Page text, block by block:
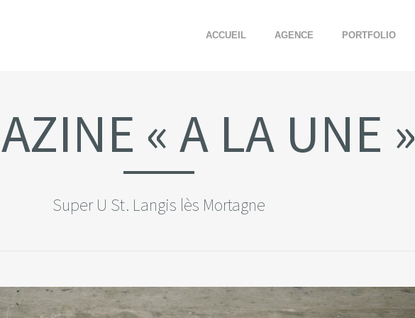
ACCUEIL AGENCE PORTFOLIO
« A LA UNE »
Super U St. Langis lès Mortagne